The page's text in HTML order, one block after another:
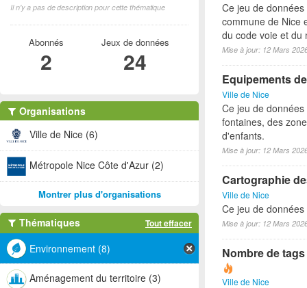
Ce jeu de
commune de Nice
du code voie et du
Mise à jour: 12 Mars
Equipements
Ville de Nice
Ce jeu de
fontaines, des
d'enfants.
Mise à jour: 12 Mars
Cartographie
Ville de Nice
Ce jeu de
Mise à jour: 12 Mars
Nombre de
Ville de Nice
Il n'y a pas de description pour cette thématique
Abonnés
2
Jeux de données
24
Organisations
Ville de Nice (6)
Métropole Nice Côte d'Azur (2)
Montrer plus d'organisations
Thématiques Tout effacer
Environnement (8)
Aménagement du territoire (3)